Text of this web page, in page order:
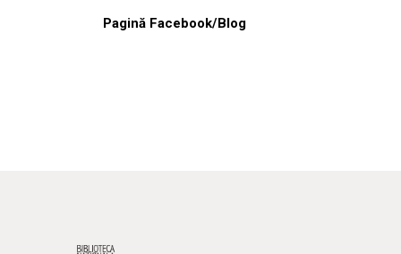
Pagină Facebook/Blog